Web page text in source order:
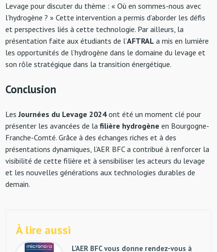
Levage pour discuter du thème : « Où en sommes-nous avec
l’hydrogène ? » Cette intervention a permis d’aborder les défis
et perspectives liés à cette technologie. Par ailleurs, la
présentation faite aux étudiants de l’AFTRAL a mis en lumière
les opportunités de l’hydrogène dans le domaine du levage et
son rôle stratégique dans la transition énergétique.
Conclusion
LesJournées du Levage 2024ont été un moment clé pour
présenter les avancées de lafilière hydrogène en Bourgogne-
Franche-Comté. Grâce à des échanges riches et à des
présentations dynamiques, l’AER BFC a contribué à renforcer la
visibilité de cette filière et à sensibiliser les acteurs du levage
et les nouvelles générations aux technologies durables de
demain.
À lire aussi
L’AER BFC vous donne rendez-vous à